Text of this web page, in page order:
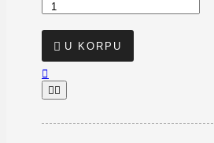
 U KORPU

 